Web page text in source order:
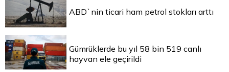
ABD`nin ticari ham petrol stokları arttı
Gümrüklerde bu yıl 58 bin 519 canlı
hayvan ele geçirildi